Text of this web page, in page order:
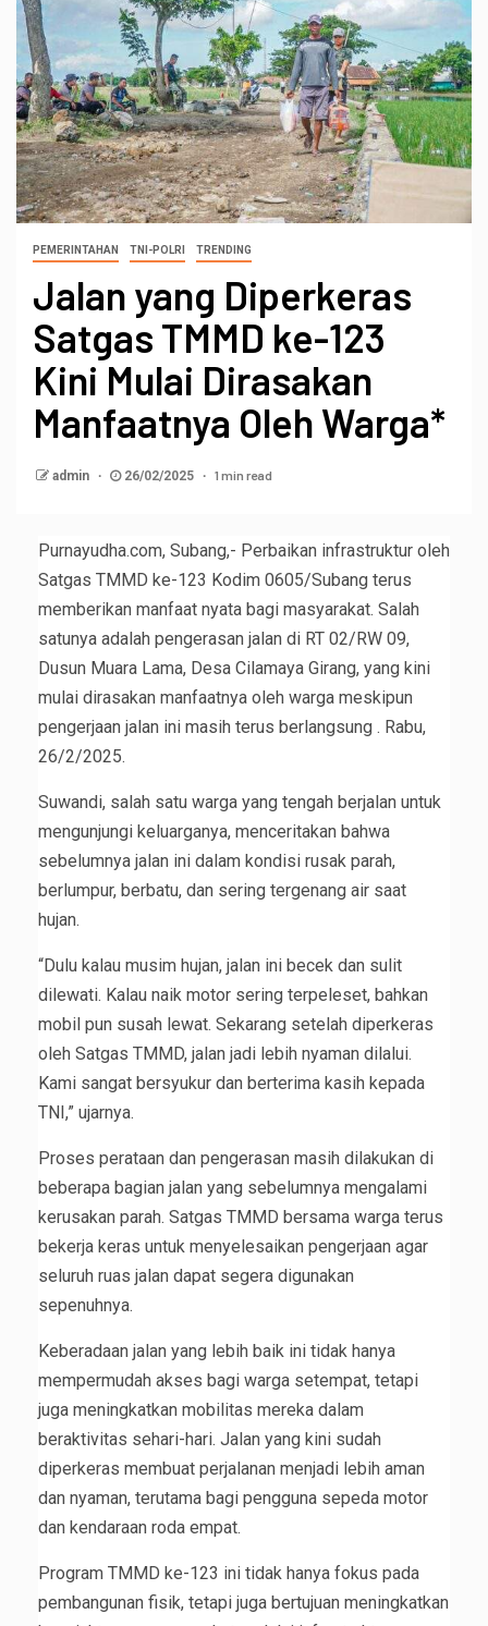
PEMERINTAHAN TNI-POLRI TRENDING
Jalan yang Diperkeras
Satgas TMMD ke-123
Kini Mulai Dirasakan
Manfaatnya Oleh Warga*
admin 26/02/2025 1 min read
Purnayudha.com, Subang,- Perbaikan infrastruktur oleh
Satgas TMMD ke-123 Kodim 0605/Subang terus
memberikan manfaat nyata bagi masyarakat. Salah
satunya adalah pengerasan jalan di RT 02/RW 09,
Dusun Muara Lama, Desa Cilamaya Girang, yang kini
mulai dirasakan manfaatnya oleh warga meskipun
pengerjaan jalan ini masih terus berlangsung . Rabu,
26/2/2025.
Suwandi, salah satu warga yang tengah berjalan untuk
mengunjungi keluarganya, menceritakan bahwa
sebelumnya jalan ini dalam kondisi rusak parah,
berlumpur, berbatu, dan sering tergenang air saat
hujan.
“Dulu kalau musim hujan, jalan ini becek dan sulit
dilewati. Kalau naik motor sering terpeleset, bahkan
mobil pun susah lewat. Sekarang setelah diperkeras
oleh Satgas TMMD, jalan jadi lebih nyaman dilalui.
Kami sangat bersyukur dan berterima kasih kepada
TNI,” ujarnya.
Proses perataan dan pengerasan masih dilakukan di
beberapa bagian jalan yang sebelumnya mengalami
kerusakan parah. Satgas TMMD bersama warga terus
bekerja keras untuk menyelesaikan pengerjaan agar
seluruh ruas jalan dapat segera digunakan
sepenuhnya.
Keberadaan jalan yang lebih baik ini tidak hanya
mempermudah akses bagi warga setempat, tetapi
juga meningkatkan mobilitas mereka dalam
beraktivitas sehari-hari. Jalan yang kini sudah
diperkeras membuat perjalanan menjadi lebih aman
dan nyaman, terutama bagi pengguna sepeda motor
dan kendaraan roda empat.
Program TMMD ke-123 ini tidak hanya fokus pada
pembangunan fisik, tetapi juga bertujuan meningkatkan